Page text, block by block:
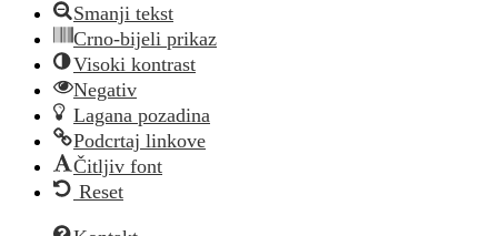
Smanji tekst
Crno-bijeli prikaz
Visoki kontrast
Negativ
Lagana pozadina
Podcrtaj linkove
Čitljiv font
Reset